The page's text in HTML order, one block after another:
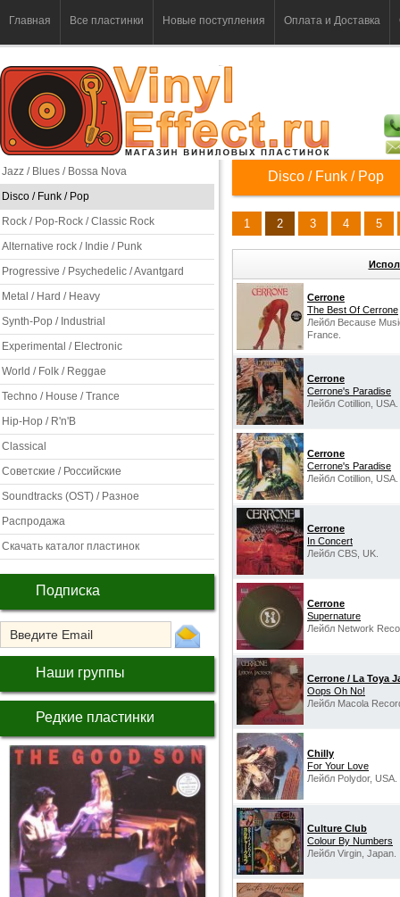
Главная Все пластинки Новые поступления Оплата и Доставка
Jazz / Blues / Bossa Nova
Disco / Funk / Pop
Rock / Pop-Rock / Classic Rock
Alternative rock / Indie / Punk
Progressive / Psychedelic / Avantgard
Metal / Hard / Heavy
Synth-Pop / Industrial
Experimental / Electronic
World / Folk / Reggae
Techno / House / Trance
Hip-Hop / R'n'B
Classical
Советские / Российские
Soundtracks (OST) / Разное
Распродажа
Скачать каталог пластинок
Подписка
Наши группы
Редкие пластинки
Disco / Funk / Pop
1 2 3 4 5
Cerrone
The Best Of Cerrone
Лейбл Because
France.
Cerrone
Cerrone's Paradise
Лейбл Cotillion, USA.
Cerrone
Cerrone's Paradise
Лейбл Cotillion, USA.
Cerrone
In Concert
Лейбл CBS, UK.
Cerrone
Supernature
Лейбл Network
Cerrone / La Toya
Oops Oh No!
Лейбл Macola
Chilly
For Your Love
Лейбл Polydor, USA.
Culture Club
Colour By Numbers
Лейбл Virgin, Japan.